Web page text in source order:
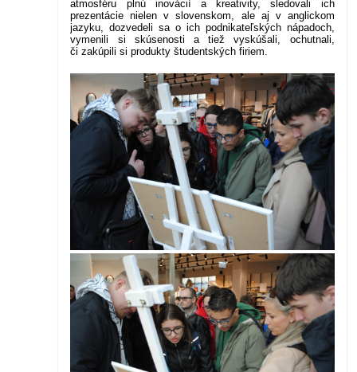
atmosféru plnú inovácií a kreativity, sledovali ich
prezentácie nielen v slovenskom, ale aj v anglickom
jazyku, dozvedeli sa o ich podnikateľských nápadoch,
vymenili si skúsenosti a tiež vyskúšali, ochutnali,
či zakúpili si produkty študentských firiem.